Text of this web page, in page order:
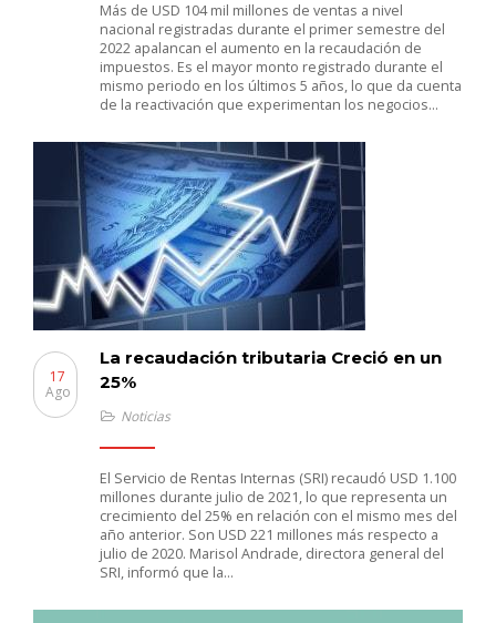
Más de USD 104 mil millones de ventas a nivel
nacional registradas durante el primer semestre del
2022 apalancan el aumento en la recaudación de
impuestos. Es el mayor monto registrado durante el
mismo periodo en los últimos 5 años, lo que da cuenta
de la reactivación que experimentan los negocios…
La recaudación tributaria Creció en un
25%
17
Ago
Noticias
El Servicio de Rentas Internas (SRI) recaudó USD 1.100
millones durante julio de 2021, lo que representa un
crecimiento del 25% en relación con el mismo mes del
año anterior. Son USD 221 millones más respecto a
julio de 2020. Marisol Andrade, directora general del
SRI, informó que la…